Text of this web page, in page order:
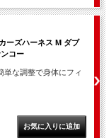
ーズハーネス M ダブ
コー
単な調整で身体にフィ